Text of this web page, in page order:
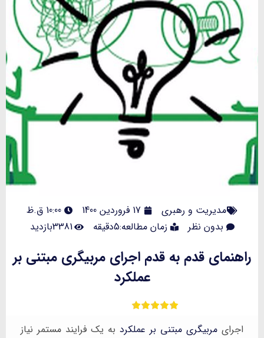
مدیریت و رهبری 17 فروردین 1400
10:00 ق.ظ
بدون نظر
زمان مطالعه:5دقیقه 3381بازدید
راهنمای قدم به قدم اجرای مربیگری مبتنی بر
عملکرد
اجرای مربیگری مبتنی بر عملکرد به یک فرایند مستمر نیاز